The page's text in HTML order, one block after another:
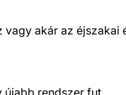
akár az éjszakai
újabb rendszer fut.